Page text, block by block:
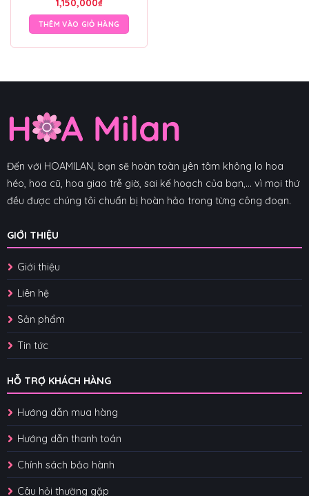
THÊM VÀO GIỎ HÀNG
Đến với HOAMILAN, bạn sẽ hoàn toàn yên tâm không lo hoa
héo, hoa cũ, hoa giao trễ giờ, sai kế hoạch của bạn,... vì mọi thứ
đều được chúng tôi chuẩn bị hoàn hảo trong từng công đoạn.
GIỚI THIỆU
Giới thiệu
Liên hệ
Sản phẩm
Tin tức
HỖ TRỢ KHÁCH HÀNG
Hướng dẫn mua hàng
Hướng dẫn thanh toán
Chính sách bảo hành
Câu hỏi thường gặp